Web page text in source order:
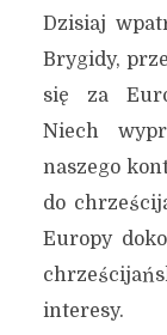
Dzisiaj
Brygidy,
się za
Niech
naszego
do
Europy
interesy.